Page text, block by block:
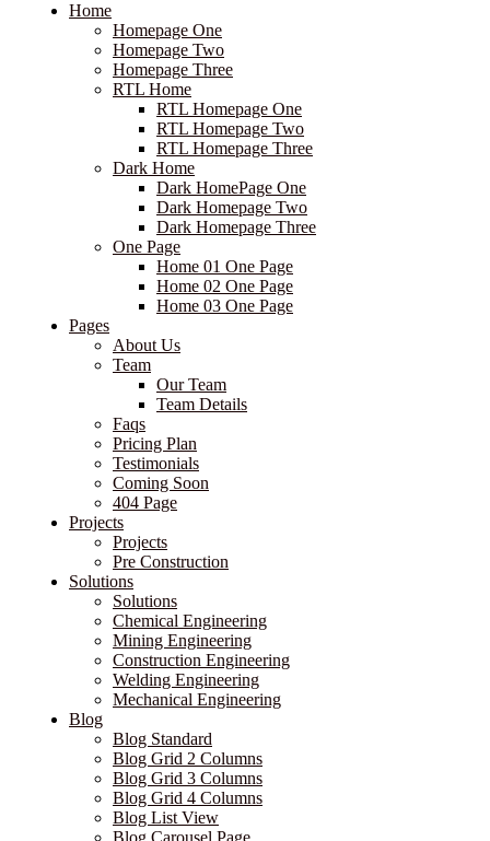
Home
Homepage One
Homepage Two
Homepage Three
RTL Home
RTL Homepage One
RTL Homepage Two
RTL Homepage Three
Dark Home
Dark HomePage One
Dark Homepage Two
Dark Homepage Three
One Page
Home 01 One Page
Home 02 One Page
Home 03 One Page
Pages
About Us
Team
Our Team
Team Details
Faqs
Pricing Plan
Testimonials
Coming Soon
404 Page
Projects
Projects
Pre Construction
Solutions
Solutions
Chemical Engineering
Mining Engineering
Construction Engineering
Welding Engineering
Mechanical Engineering
Blog
Blog Standard
Blog Grid 2 Columns
Blog Grid 3 Columns
Blog Grid 4 Columns
Blog List View
Blog Carousel Page